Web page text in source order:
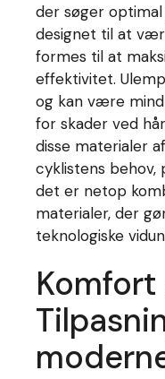
der søger
designet til at
formes til at
effektivitet.
og kan være
for skader ved
disse materialer
cyklistens
det er netop
materialer, der
teknologiske